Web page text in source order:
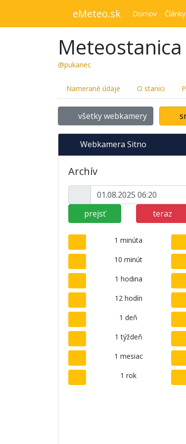
eMeteo.sk Domov Články
@pukanec
Namerané údaje O stanici
všetky webkamery
Webkamera Sitno
Archív
prejsť teraz
1 minúta
10 minút
1 hodina
12 hodín
1 deň
1 týždeň
1 mesiac
1 rok